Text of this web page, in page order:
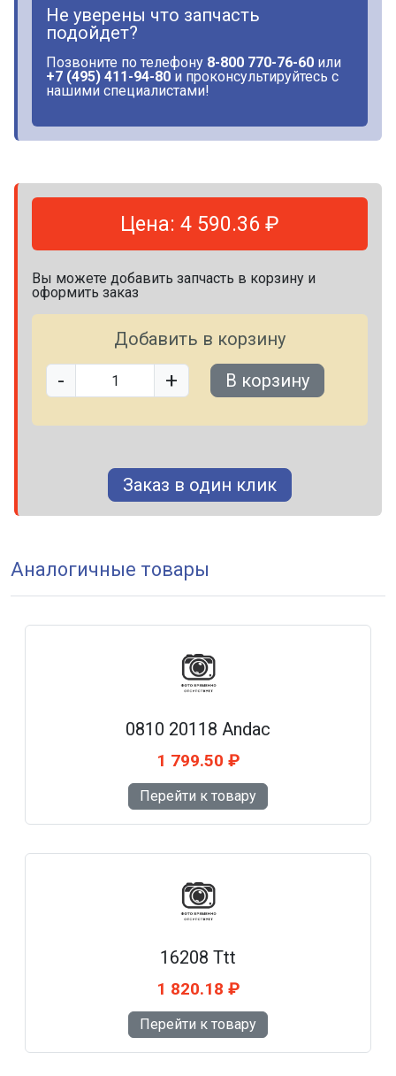
Не уверены что запчасть
подойдет?
Позвоните по телефону 8-800 770-76-60 или
+7 (495) 411-94-80 и проконсультируйтесь с
нашими специалистами!
Цена: 4 590.36 ₽
Вы можете добавить запчасть в корзину и
оформить заказ
Добавить в корзину
- + В корзину
Заказ в один клик
Аналогичные товары
0810 20118 Andac
1 799.50 ₽
Перейти к товару
16208 Ttt
1 820.18 ₽
Перейти к товару